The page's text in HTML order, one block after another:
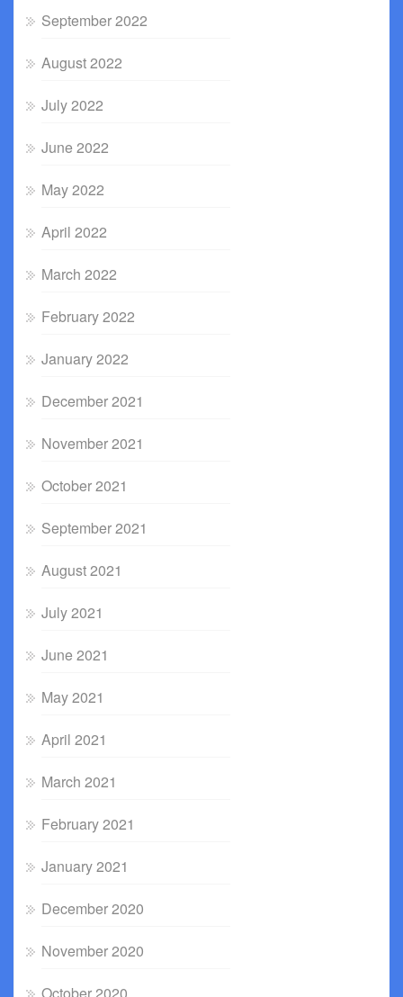
September 2022
August 2022
July 2022
June 2022
May 2022
April 2022
March 2022
February 2022
January 2022
December 2021
November 2021
October 2021
September 2021
August 2021
July 2021
June 2021
May 2021
April 2021
March 2021
February 2021
January 2021
December 2020
November 2020